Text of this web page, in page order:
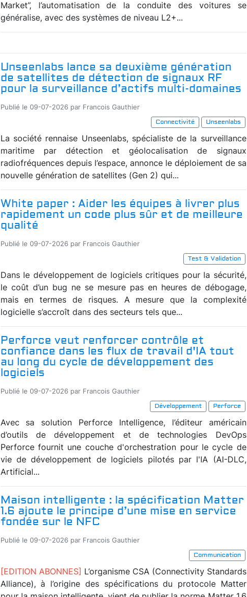
Market”, l’automatisation de la conduite des voitures se
généralise, avec des systèmes de niveau L2+...
Unseenlabs lance sa deuxième génération
de satellites de détection de signaux RF
pour la surveillance d’actifs multi-domaines
Publié le 09-07-2026 par Francois Gauthier
Connectivité
Unseenlabs
La société rennaise Unseenlabs, spécialiste de la surveillance
maritime par détection et géolocalisation de signaux
radiofréquences depuis l’espace, annonce le déploiement de sa
nouvelle génération de satellites (Gen 2) qui...
White paper : Aider les équipes à livrer plus
rapidement un code plus sûr et de meilleure
qualité
Publié le 09-07-2026 par Francois Gauthier
Test & Validation
Dans le développement de logiciels critiques pour la sécurité,
le coût d’un bug ne se mesure pas en heures de débogage,
mais en termes de risques. A mesure que la complexité
logicielle s’accroît dans des secteurs tels que...
Perforce veut renforcer contrôle et
confiance dans les flux de travail d'IA tout
au long du cycle de développement des
logiciels
Publié le 09-07-2026 par Francois Gauthier
Développement
Perforce
Avec sa solution Perforce Intelligence, l’éditeur américain
d’outils de développement et de technologies DevOps
Perforce fournit une couche d'orchestration pour le cycle de
vie de développement de logiciels pilotés par l'IA (AI-DLC,
Artificial...
Maison intelligente : la spécification Matter
1.6 ajoute le principe d’une mise en service
fondée sur le NFC
Publié le 09-07-2026 par Francois Gauthier
Communication
[EDITION ABONNES] L’organisme CSA (Connectivity Standards
Alliance), à l’origine des spécifications du protocole Matter